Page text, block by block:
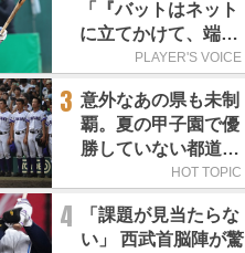
「『バットはネット
に立てかけて、端に
置くんだぞ』と栗山
だきました」／憧れ
の人からの金言
PLAYER'S VOICE
3 意外なあの県も未制
覇。夏の甲子園で優
勝していない都道府
HOT TOPIC
4
「課題が見当たらな
い」 西武首脳陣が驚